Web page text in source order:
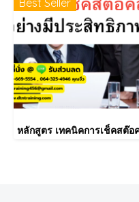
Best Seller